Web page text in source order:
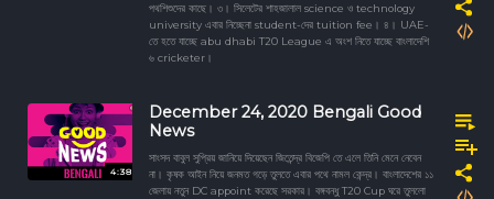
পথশিশুদের কাছে। ৩। সিলেটের শাহজালাল science ও technology
university এবার নিচ্ছেনা student-দের tuition fee। ৪। UAE-
তে হতে যাচ্ছে abu dhabi T20 League এ অংশ নিতে যাচ্ছে বাংলাদেশি
৬ cricketer।
4:38
December 24, 2020 Bengali Good
News
সাংসদ বাবুল সুপ্রিয় জানিয়ে দিয়েছেন জিতেন্দ্র বিজেপি তে এলে তিনি মেনে নেবেন
না। কৃষক আইন নিয়ে জনমত গড়ে তুলতে এবার পথে নামল কেন্দ্র। বাংলাদেশের ১১
জেলায় নতুন DC appoint করেছে সরকার। বঙ্গবন্ধু T20 Cup ঘরে তুললো